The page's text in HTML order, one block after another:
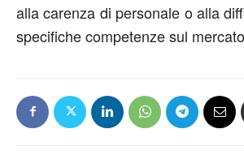
alla carenza di personale o alla
specifiche competenze sul